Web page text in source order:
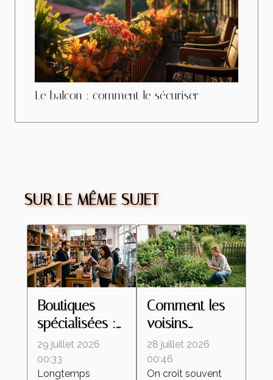
Le balcon : comment le sécuriser
SUR LE MÊME SUJET
Boutiques
spécialisées :
ces lieux
d’échanges
qui
29 juillet 2026
00:33
Longtemps
Comment les
voisins
influencent le
retour des
insectes
28 juillet 2026
00:46
On croit souvent